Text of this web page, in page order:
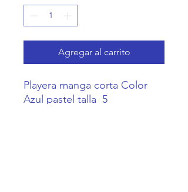
Agregar al carrito
Playera manga corta Color
Azul pastel talla  5